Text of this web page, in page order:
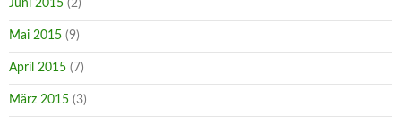
Juni 2015 (2)
Mai 2015 (9)
April 2015 (7)
März 2015 (3)